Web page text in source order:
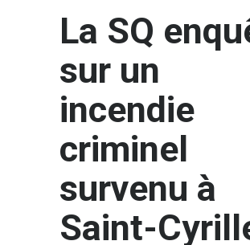
La SQ
sur un
incendie
criminel
survenu à
Saint-